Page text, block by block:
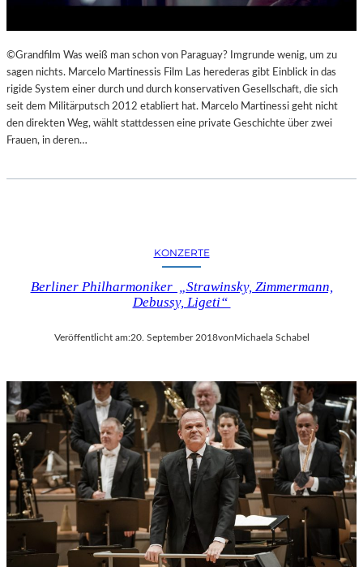
©Grandfilm Was weiß man schon von Paraguay? Imgrunde wenig, um zu
sagen nichts. Marcelo Martinessis Film Las herederas gibt Einblick in das
rigide System einer durch und durch konservativen Gesellschaft, die sich
seit dem Militärputsch 2012 etabliert hat. Marcelo Martinessi geht nicht
den direkten Weg, wählt stattdessen eine private Geschichte über zwei
Frauen, in deren…
KONZERTE
Berliner Philharmoniker „Strawinsky, Zimmermann,
Debussy, Ligeti“
Veröffentlicht am:20. September 2018von Michaela Schabel